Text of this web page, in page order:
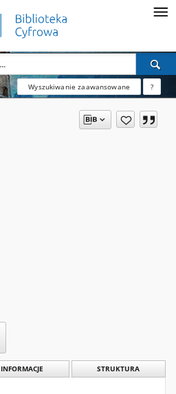
Wyszukiwanie zaawansowane ?
INFORMACJE STRUKTURA